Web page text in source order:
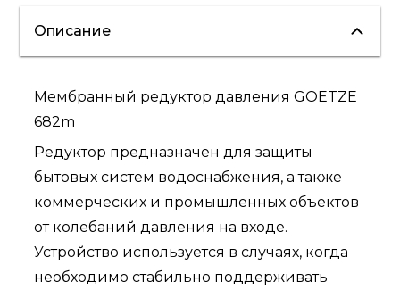
Описание
Мембранный редуктор давления GOETZE
682m
Редуктор предназначен для защиты
бытовых систем водоснабжения, а также
коммерческих и промышленных объектов
от колебаний давления на входе.
Устройство используется в случаях, когда
необходимо стабильно поддерживать